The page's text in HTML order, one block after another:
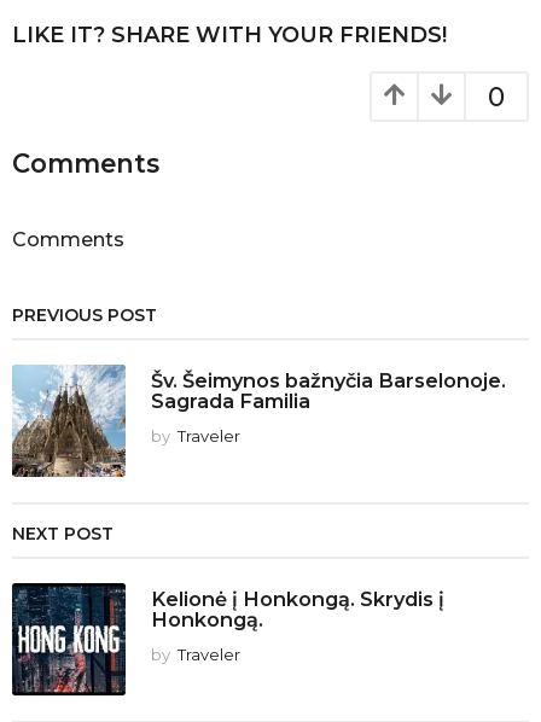
i
i
LIKE IT? SHARE WITH YOUR FRIENDS!
0
Comments
Comments
PREVIOUS POST
Šv. Šeimynos bažnyčia Barselonoje.
Sagrada Familia
by Traveler
NEXT POST
Kelionė į Honkongą. Skrydis į
Honkongą.
by Traveler